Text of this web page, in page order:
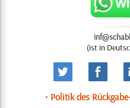
(ist in
• Politik des